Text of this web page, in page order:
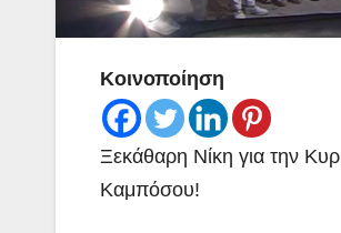
Κοινοποίηση
Ξεκάθαρη Νίκη για την
Καμπόσου!